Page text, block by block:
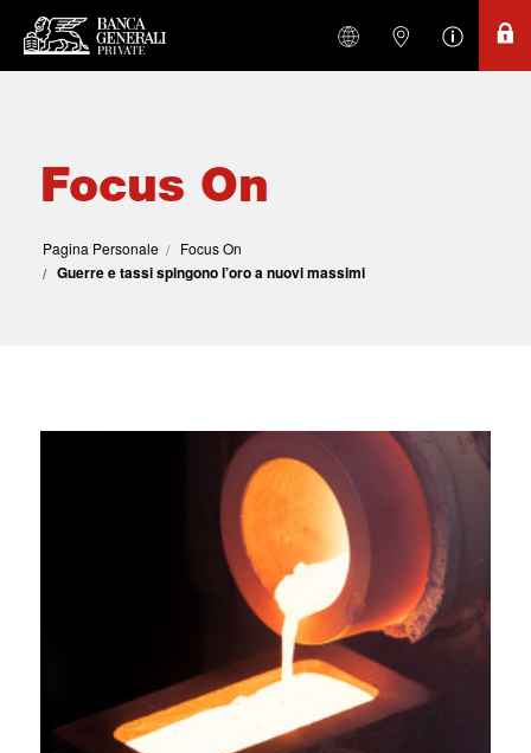
Focus On
Pagina Personale Focus On
Guerre e tassi spingono l’oro a nuovi massimi